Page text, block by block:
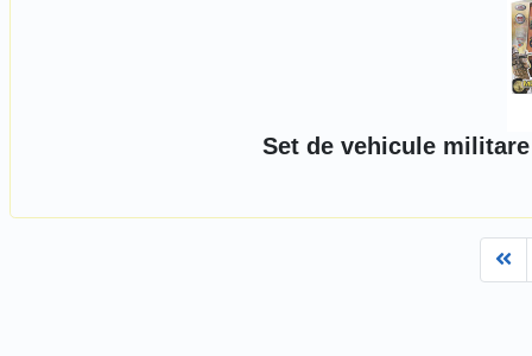
Set de vehicule